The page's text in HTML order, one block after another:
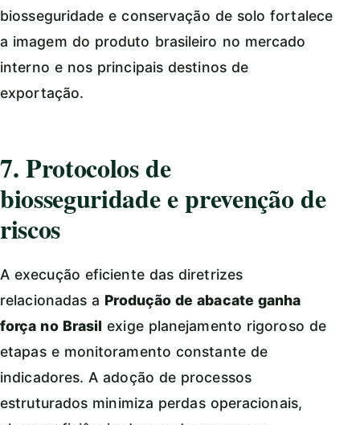
biosseguridade e conservação de solo fortalece
a imagem do produto brasileiro no mercado
interno e nos principais destinos de
exportação.
7. Protocolos de
biosseguridade e prevenção de
riscos
A execução eficiente das diretrizes
relacionadas a Produção de abacate ganha
força no Brasil exige planejamento rigoroso de
etapas e monitoramento constante de
indicadores. A adoção de processos
estruturados minimiza perdas operacionais,